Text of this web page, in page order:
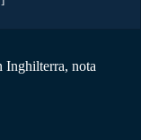
Inghilterra, nota